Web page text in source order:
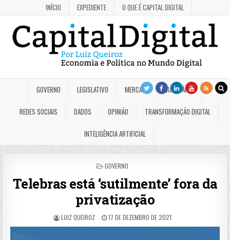
INÍCIO EXPEDIENTE O QUE É CAPITAL DIGITAL
GOVERNO LEGISLATIVO MERCADO JUDICIÁRIO
REDES SOCIAIS DADOS OPINIÃO TRANSFORMAÇÃO DIGITAL
INTELIGÊNCIA ARTIFICIAL
POSTED
GOVERNO
Telebras está ‘sutilmente’ fora da
privatização
LUIZ QUEIROZ 17 DE DEZEMBRO DE 2021